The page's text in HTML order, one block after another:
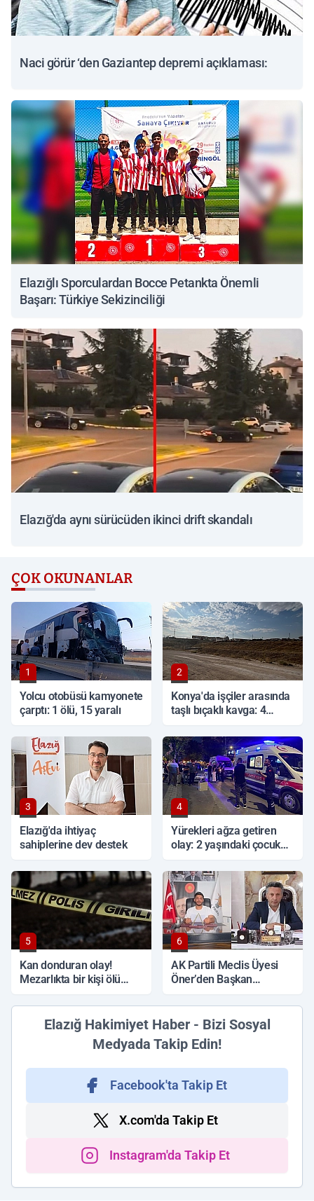
Naci görür ‘den Gaziantep depremi açıklaması:
Elazığlı Sporculardan Bocce Petankta Önemli
Başarı: Türkiye Sekizinciliği
Elazığ'da aynı sürücüden ikinci drift skandalı
ÇOK OKUNANLAR
1
Yolcu otobüsü kamyonete
çarptı: 1 ölü, 15 yaralı
2
Konya'da işçiler arasında
taşlı bıçaklı kavga: 4
3
Elazığ'da ihtiyaç
sahiplerine dev destek
4
Yürekleri ağza getiren
olay: 2 yaşındaki çocuk
5
Kan donduran olay!
Mezarlıkta bir kişi ölü
6
AK Partili Meclis Üyesi
Öner’den Başkan
borç hem de faiz var'
Elazığ Hakimiyet Haber - Bizi Sosyal
Medyada Takip Edin!
Facebook'ta Takip Et
X.com'da Takip Et
Instagram'da Takip Et